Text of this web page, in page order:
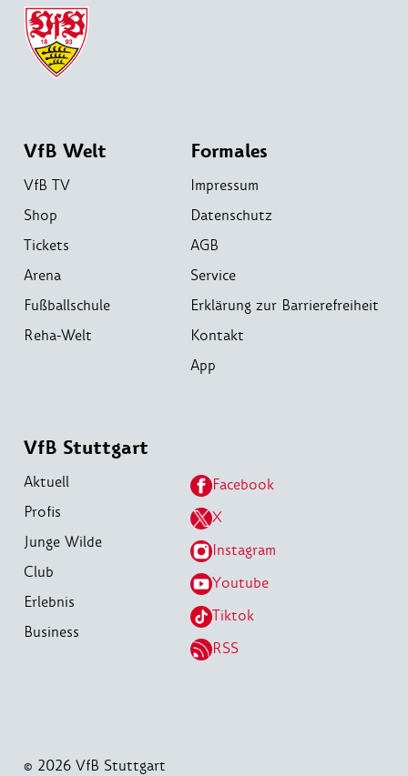
VfB Welt
VfB TV
Shop
Tickets
Arena
Fußballschule
Reha-Welt
Formales
Impressum
Datenschutz
AGB
Service
Erklärung zur Barrierefreiheit
Kontakt
App
VfB Stuttgart
Aktuell
Profis
Junge Wilde
Club
Erlebnis
Business
Facebook
X
Instagram
Youtube
Tiktok
RSS
© 2026 VfB Stuttgart